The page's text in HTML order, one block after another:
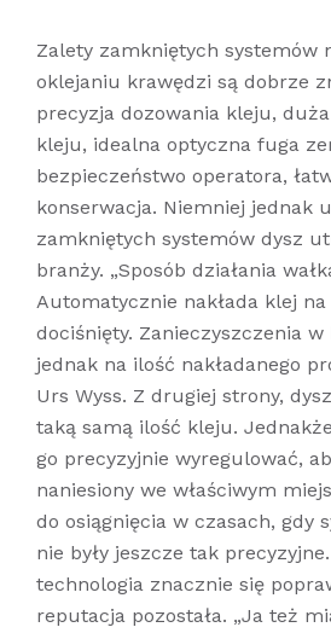
Zalety zamkniętych systemów
oklejaniu krawędzi są dobrze
precyzja dozowania kleju,
kleju, idealna optyczna fuga
bezpieczeństwo operatora,
konserwacja. Niemniej jednak
zamkniętych systemów dysz
branży. „Sposób działania
Automatycznie nakłada klej
dociśnięty. Zanieczyszczenia w
jednak na ilość nakładanego
Urs Wyss. Z drugiej strony,
taką samą ilość kleju.
go precyzyjnie wyregulować,
naniesiony we właściwym
do osiągnięcia w czasach, gdy
nie były jeszcze tak
technologia znacznie się
reputacja pozostała. „Ja też